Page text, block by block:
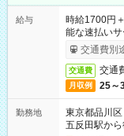
給与
時給1700円
能な速払いサ
交通費別
交通費 交通
月収例 25～
勤務地
東京都品川区
五反田駅か